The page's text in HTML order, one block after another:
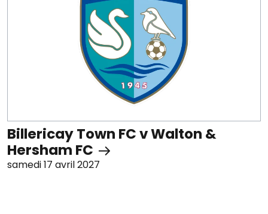
Billericay Town FC v Walton &
Hersham FC
samedi 17 avril 2027